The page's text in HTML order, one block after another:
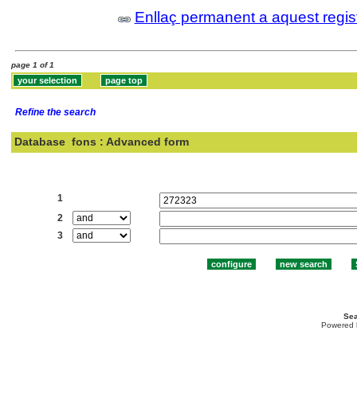
Enllaç permanent a aquest
page 1 of 1
Refine the search
Database fons : Advanced form
1
2
3